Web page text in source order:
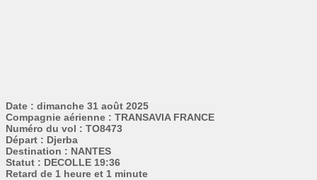
Date : dimanche 31 août 2025
Compagnie aérienne : TRANSAVIA FRANCE
Numéro du vol : TO8473
Départ : Djerba
Destination : NANTES
Statut : DECOLLE 19:36
Retard de 1 heure et 1 minute